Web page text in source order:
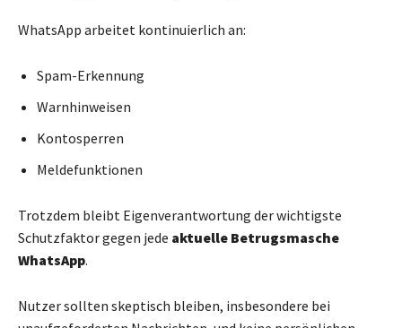
WhatsApp arbeitet kontinuierlich an:
Spam-Erkennung
Warnhinweisen
Kontosperren
Meldefunktionen
Trotzdem bleibt Eigenverantwortung der wichtigste
Schutzfaktor gegen jede aktuelle Betrugsmasche
WhatsApp.
Nutzer sollten skeptisch bleiben, insbesondere bei